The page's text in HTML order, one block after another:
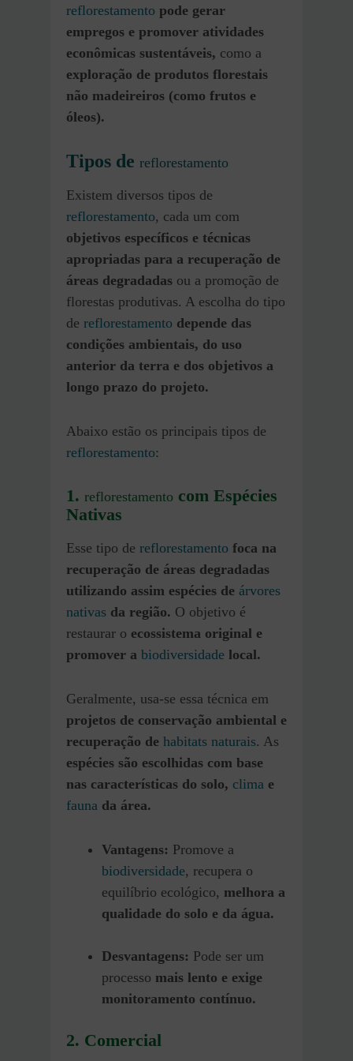
reflorestamento pode gerar
empregos e promover atividades
econômicas sustentáveis, como a
exploração de produtos florestais
não madeireiros (como frutos e
óleos).
Tipos de reflorestamento
Existem diversos tipos de
reflorestamento, cada um com
objetivos específicos e técnicas
apropriadas para a recuperação de
áreas degradadas ou a promoção de
florestas produtivas. A escolha do tipo
de reflorestamento depende das
condições ambientais, do uso
anterior da terra e dos objetivos a
longo prazo do projeto.
Abaixo estão os principais tipos de
reflorestamento:
1. reflorestamento com Espécies
Nativas
Esse tipo de reflorestamento foca na
recuperação de áreas degradadas
utilizando assim espécies de árvores
nativas da região. O objetivo é
restaurar o ecossistema original e
promover a biodiversidade local.
Geralmente, usa-se essa técnica em
projetos de conservação ambiental e
recuperação de habitats naturais. As
espécies são escolhidas com base
nas características do solo, clima e
fauna da área.
Vantagens: Promove a
biodiversidade, recupera o
equilíbrio ecológico, melhora a
qualidade do solo e da água.
Desvantagens: Pode ser um
processo mais lento e exige
monitoramento contínuo.
2. Comercial